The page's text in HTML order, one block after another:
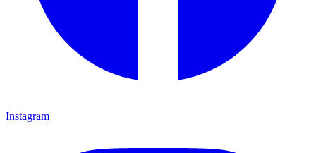
Instagram